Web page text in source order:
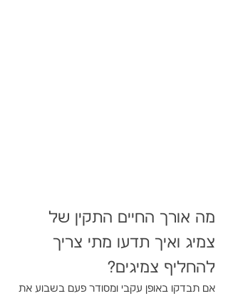
מה אורך החיים התקין של
צמיג ואיך תדעו מתי צריך
להחליף צמיגים?
אם תבדקו באופן עקבי ומסודר פעם בשבוע את